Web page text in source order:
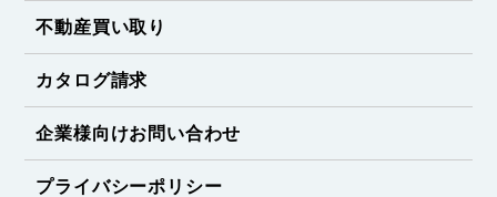
不動産買い取り
カタログ請求
企業様向けお問い合わせ
プライバシーポリシー